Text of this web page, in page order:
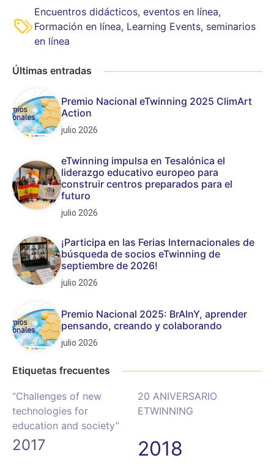
Encuentros didácticos, eventos en línea,
Formación en línea, Learning Events, seminarios
en línea
Últimas entradas
Premio Nacional eTwinning 2025 ClimArt
Action
julio 2026
eTwinning impulsa en Tesalónica el
liderazgo educativo europeo para
construir centros preparados para el
futuro
julio 2026
¡Participa en las Ferias Internacionales de
búsqueda de socios eTwinning de
septiembre de 2026!
julio 2026
Premio Nacional 2025: BrAInY, aprender
pensando, creando y colaborando
julio 2026
Etiquetas frecuentes
“Challenges of new
technologies for
education and society”
20 ANIVERSARIO
ETWINNING
2017
2018